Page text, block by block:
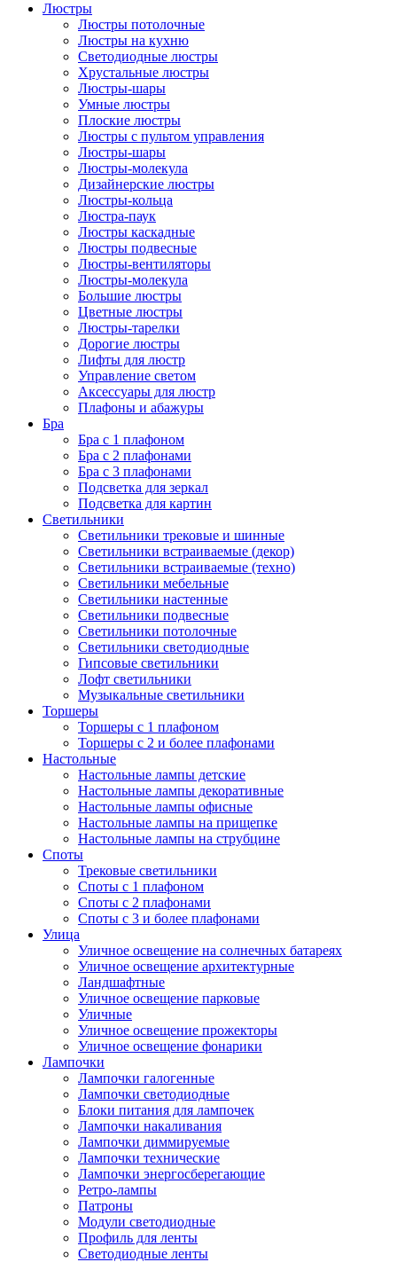
Люстры
Люстры потолочные
Люстры на кухню
Светодиодные люстры
Хрустальные люстры
Люстры-шары
Умные люстры
Плоские люстры
Люстры с пультом управления
Люстры-шары
Люстры-молекула
Дизайнерские люстры
Люстры-кольца
Люстра-паук
Люстры каскадные
Люстры подвесные
Люстры-вентиляторы
Люстры-молекула
Большие люстры
Цветные люстры
Люстры-тарелки
Дорогие люстры
Лифты для люстр
Управление светом
Аксессуары для люстр
Плафоны и абажуры
Бра
Бра с 1 плафоном
Бра с 2 плафонами
Бра с 3 плафонами
Подсветка для зеркал
Подсветка для картин
Светильники
Светильники трековые и шинные
Светильники встраиваемые (декор)
Светильники встраиваемые (техно)
Светильники мебельные
Светильники настенные
Светильники подвесные
Светильники потолочные
Светильники светодиодные
Гипсовые светильники
Лофт светильники
Музыкальные светильники
Торшеры
Торшеры с 1 плафоном
Торшеры с 2 и более плафонами
Настольные
Настольные лампы детские
Настольные лампы декоративные
Настольные лампы офисные
Настольные лампы на прищепке
Настольные лампы на струбцине
Споты
Трековые светильники
Споты с 1 плафоном
Споты с 2 плафонами
Споты с 3 и более плафонами
Улица
Уличное освещение на солнечных батареях
Уличное освещение архитектурные
Ландшафтные
Уличное освещение парковые
Уличные
Уличное освещение прожекторы
Уличное освещение фонарики
Лампочки
Лампочки галогенные
Лампочки светодиодные
Блоки питания для лампочек
Лампочки накаливания
Лампочки диммируемые
Лампочки технические
Лампочки энергосберегающие
Ретро-лампы
Патроны
Модули светодиодные
Профиль для ленты
Светодиодные ленты